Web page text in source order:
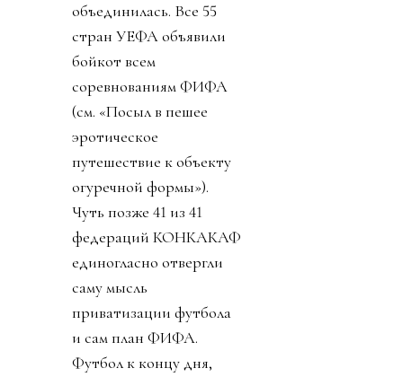
объединилась. Все 55
стран УЕФА объявили
бойкот всем
соревнованиям ФИФА
(см. «Посыл в пешее
эротическое
путешествие к объекту
огуречной формы»).
Чуть позже 41 из 41
федераций КОНКАКАФ
единогласно отвергли
саму мысль
приватизации футбола
и сам план ФИФА.
Футбол к концу дня,